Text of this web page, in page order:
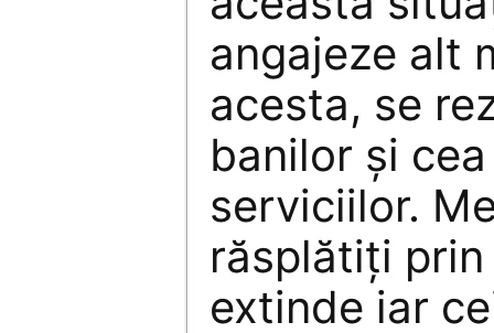
angajeze alt
acesta, se
banilor şi
serviciilor.
răsplătiţi
extinde iar